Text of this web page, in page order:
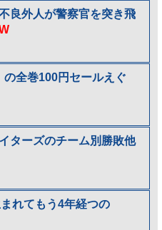
良外人が警察官を突き飛
の全巻100円セールえぐ
ターズのチーム別勝敗他
れてもう4年経つの